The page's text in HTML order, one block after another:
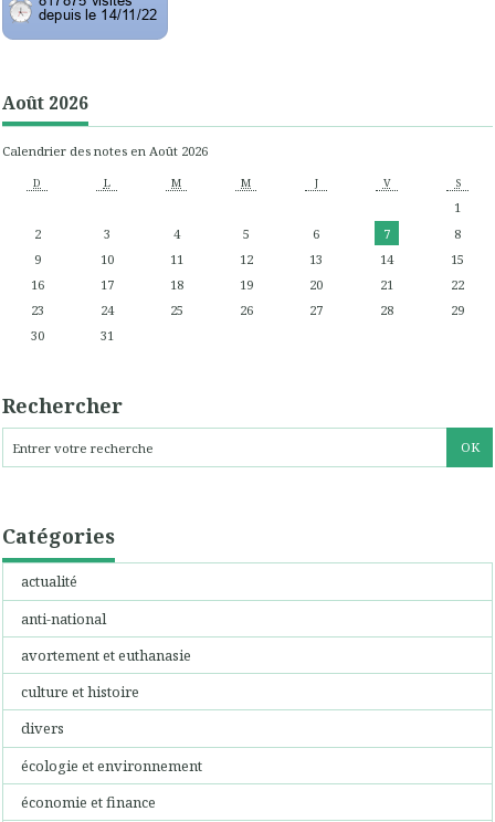
Août 2026
Calendrier des notes en Août 2026
D L M M J V S
1
2
3 4 5 6 7
8
9
10 11 12 13 14
15
16
17 18 19 20 21
22
23
24 25 26 27 28
29
30
31
Rechercher
Catégories
actualité
anti-national
avortement et euthanasie
culture et histoire
divers
écologie et environnement
économie et finance